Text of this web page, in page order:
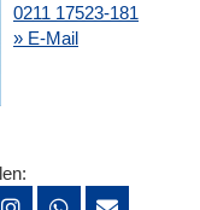
0211 17523-181
» E-Mail